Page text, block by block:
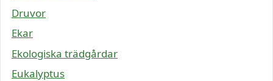
Druvor
Ekar
Ekologiska trädgårdar
Eukalyptus